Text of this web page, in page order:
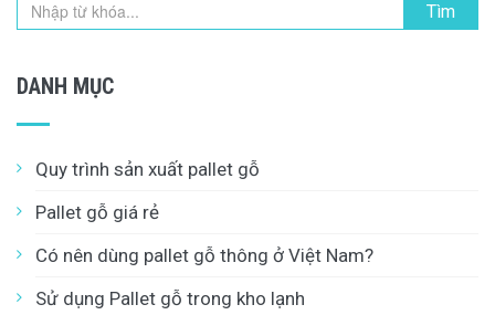
Tìm
DANH MỤC
Quy trình sản xuất pallet gỗ
Pallet gỗ giá rẻ
Có nên dùng pallet gỗ thông ở Việt Nam?
Sử dụng Pallet gỗ trong kho lạnh